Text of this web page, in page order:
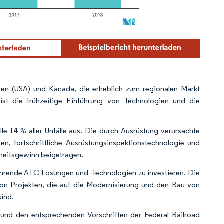
(USA) und Kanada, die erheblich zum regionalen Markt
die frühzeitige Einführung von Technologien und die
14 % aller Unfälle aus. Die durch Ausrüstung verursachte
fortschrittliche Ausrüstungsinspektionstechnologie und
beigetragen.
ATC-Lösungen und -Technologien zu investieren. Die
Projekten, die auf die Modernisierung und den Bau von
den entsprechenden Vorschriften der Federal Railroad